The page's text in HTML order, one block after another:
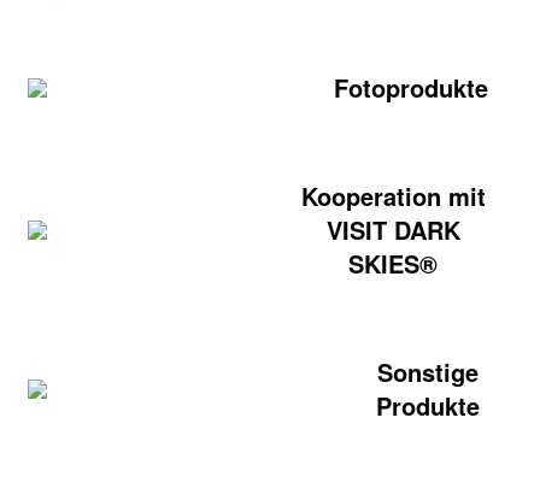
Fotoprodukte
Kooperation mit
VISIT DARK
SKIES®
Sonstige
Produkte